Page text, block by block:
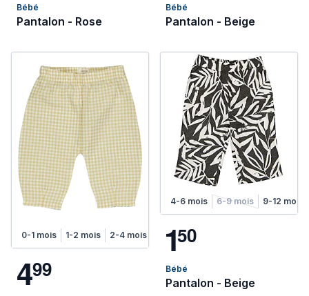
Bébé
Pantalon - Rose
Bébé
Pantalon - Beige
0-1 mois 1-2 mois 2-4 mois 4-6 mois
499
4-6 mois 6-9 mois 9-12 mois
150
Bébé
Pantalon - Beige